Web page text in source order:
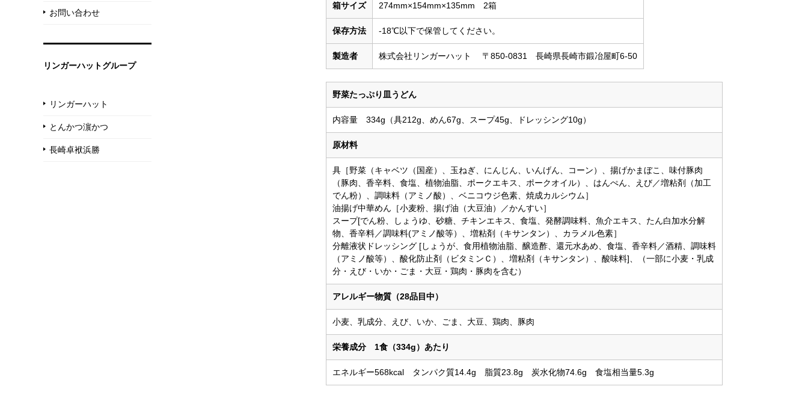
お問い合わせ
リンガーハットグループ
リンガーハット
とんかつ濵かつ
長崎卓袱浜勝
箱サイズ 274mm×154mm×135mm 2箱
保存方法 -18℃以下で保管してください。
製造者 株式会社リンガーハット 〒850-0831 長崎県長崎市鍛冶屋町6-50
野菜たっぷり皿うどん
内容量 334g（具212g、めん67g、スープ45g、ドレッシング10g）
原材料
具［野菜（キャベツ（国産）、玉ねぎ、にんじん、いんげん、コーン）、揚げかまぼこ、味付豚肉
（豚肉、香辛料、食塩、植物油脂、ポークエキス、ポークオイル）、はんぺん、えび／増粘剤（加工
でん粉）、調味料（アミノ酸）、ベニコウジ色素、焼成カルシウム］
油揚げ中華めん［小麦粉、揚げ油（大豆油）／かんすい］
スープ[でん粉、しょうゆ、砂糖、チキンエキス、食塩、発酵調味料、魚介エキス、たん白加水分解
物、香辛料／調味料(アミノ酸等）、増粘剤（キサンタン）、カラメル色素］
分離液状ドレッシング [しょうが、食用植物油脂、醸造酢、還元水あめ、食塩、香辛料／酒精、調味料
（アミノ酸等）、酸化防止剤（ビタミンＣ）、増粘剤（キサンタン）、酸味料]、（一部に小麦・乳成
分・えび・いか・ごま・大豆・鶏肉・豚肉を含む）
アレルギー物質（28品目中）
小麦、乳成分、えび、いか、ごま、大豆、鶏肉、豚肉
栄養成分 1食（334g）あたり
エネルギー568kcal タンパク質14.4g 脂質23.8g 炭水化物74.6g 食塩相当量5.3g